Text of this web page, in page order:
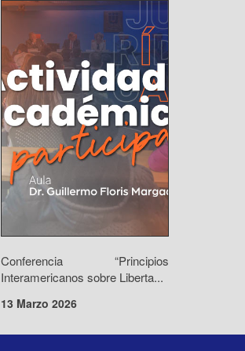
Conferencia “Principios
Interamericanos sobre Liberta...
13 Marzo 2026